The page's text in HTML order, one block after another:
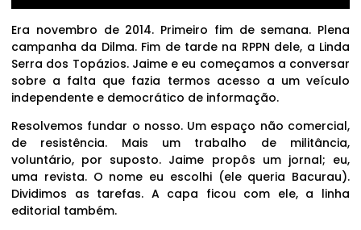
Era novembro de 2014. Primeiro fim de semana. Plena
campanha da Dilma. Fim de tarde na RPPN dele, a Linda
Serra dos Topázios. Jaime e eu começamos a conversar
sobre a falta que fazia termos acesso a um veículo
independente e democrático de informação.
Resolvemos fundar o nosso. Um espaço não comercial,
de resistência. Mais um trabalho de militância,
voluntário, por suposto. Jaime propôs um jornal; eu,
uma revista. O nome eu escolhi (ele queria Bacurau).
Dividimos as tarefas. A capa ficou com ele, a linha
editorial também.